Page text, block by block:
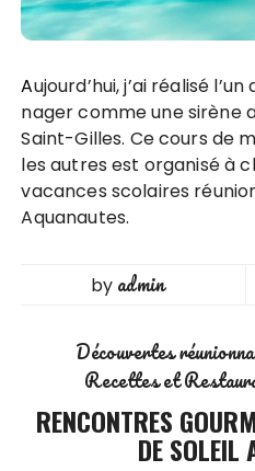
Aujourd’hui, j’ai réalisé l’un de mes rêves d’enfant :
nager comme une sirène
Saint-Gilles. Ce cours de
les autres est organisé à
vacances scolaires
Aquanautes.
by admin
Découvertes
Recettes et
RENCONTRES
DE SOLEIL